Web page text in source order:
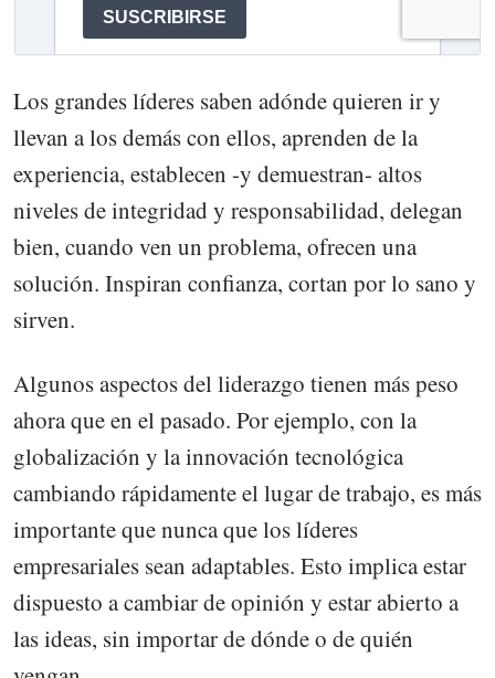
Los grandes líderes saben adónde quieren ir y
llevan a los demás con ellos, aprenden de la
experiencia, establecen -y demuestran- altos
niveles de integridad y responsabilidad, delegan
bien, cuando ven un problema, ofrecen una
solución. Inspiran confianza, cortan por lo sano y
sirven.
Algunos aspectos del liderazgo tienen más peso
ahora que en el pasado. Por ejemplo, con la
globalización y la innovación tecnológica
cambiando rápidamente el lugar de trabajo, es más
importante que nunca que los líderes
empresariales sean adaptables. Esto implica estar
dispuesto a cambiar de opinión y estar abierto a
las ideas, sin importar de dónde o de quién